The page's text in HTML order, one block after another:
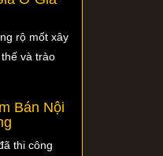
rộ mốt xây
và trào
Bán Nội
thi công